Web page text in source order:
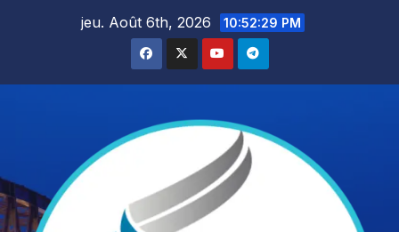
jeu. Août 6th, 2026 10:52:31 PM